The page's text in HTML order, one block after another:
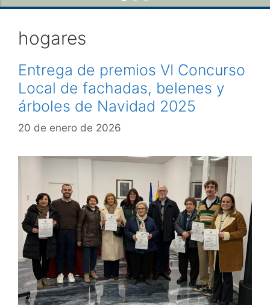
hogares
Entrega de premios VI Concurso
Local de fachadas, belenes y
árboles de Navidad 2025
20 de enero de 2026